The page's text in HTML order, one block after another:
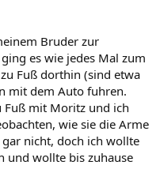
Bruder zur
es wie jedes Mal zum
Fuß dorthin (sind etwa
mit dem Auto fuhren.
Fuß mit Moritz und ich
wie sie die Arme
nicht, doch ich wollte
und wollte bis zuhause